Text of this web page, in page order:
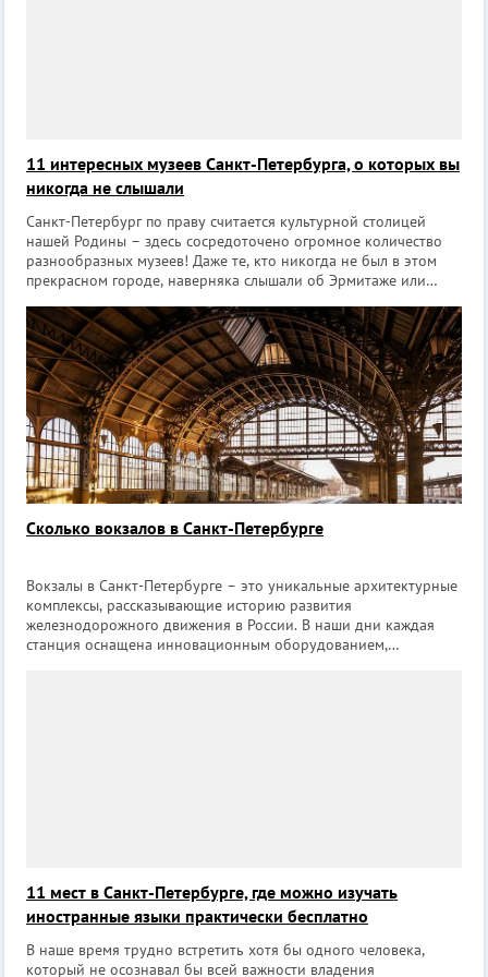
11 интересных музеев Санкт-Петербурга, о которых вы
никогда не слышали
Санкт-Петербург по праву считается культурной столицей
нашей Родины – здесь сосредоточено огромное количество
разнообразных музеев! Даже те, кто никогда не был в этом
прекрасном городе, наверняка слышали об Эрмитаже или
есть и те, о которых з
Сколько вокзалов в Санкт-Петербурге
Вокзалы в Санкт-Петербурге – это уникальные архитектурные
комплексы, рассказывающие историю развития
железнодорожного движения в России. В наши дни каждая
станция оснащена инновационным оборудованием,
11 мест в Санкт-Петербурге, где можно изучать
иностранные языки практически бесплатно
В наше время трудно встретить хотя бы одного человека,
который не осознавал бы всей важности владения